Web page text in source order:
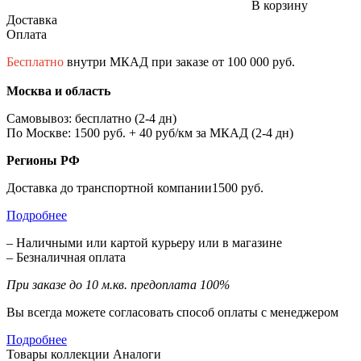
В корзину
Доставка
Оплата
Бесплатно внутри МКАД при заказе от 100 000 руб.
Москва и область
Самовывоз: бесплатно (2-4 дн)
По Москве: 1500 руб. + 40 руб/км за МКАД (2-4 дн)
Регионы РФ
Доставка до транспортной компании1500 руб.
Подробнее
– Наличными или картой курьеру или в магазине
– Безналичная оплата
При заказе до 10 м.кв. предоплата 100%
Вы всегда можете согласовать способ оплаты с менеджером
Подробнее
Товары коллекции Аналоги